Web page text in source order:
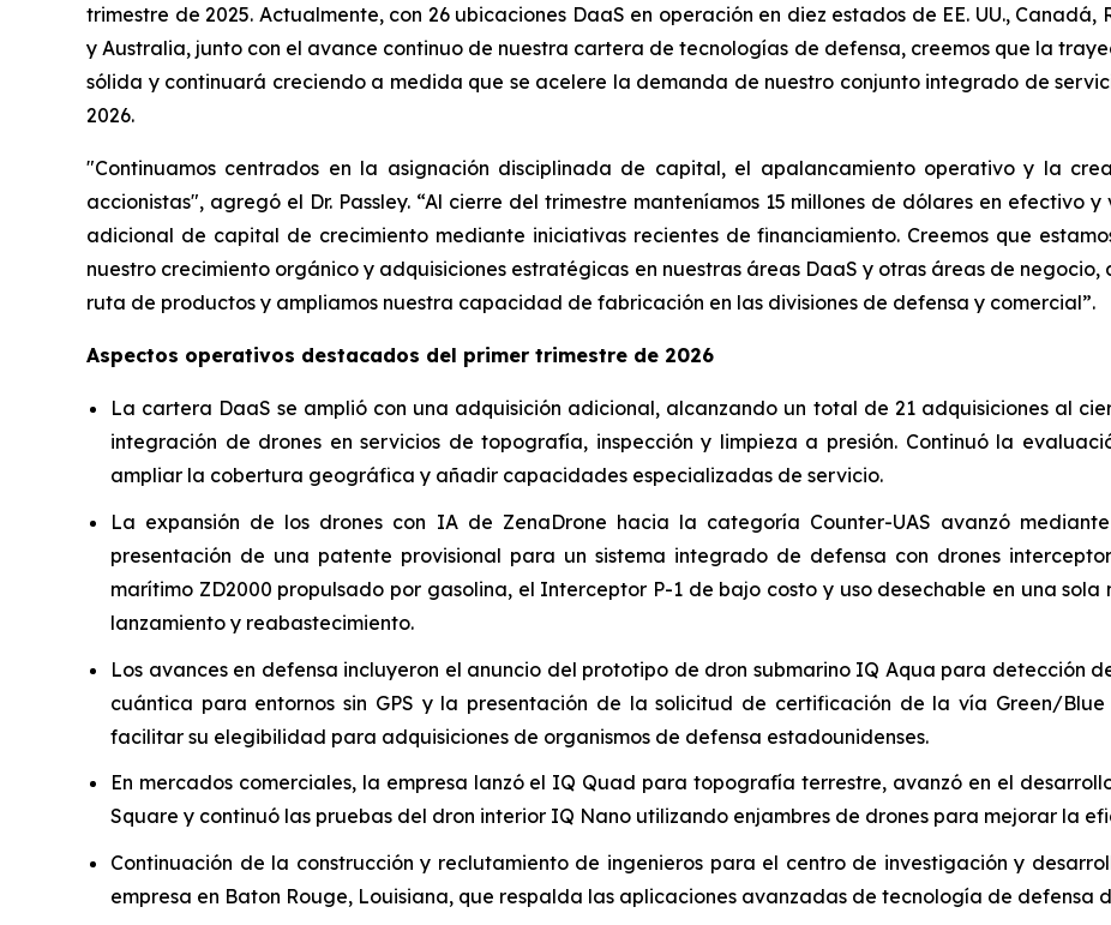
trimestre de 2025. Actualmente, con 26 ubicaciones DaaS en operación en diez estados de EE. UU., Canadá,
y Australia, junto con el avance continuo de nuestra cartera de tecnologías de defensa, creemos que la
sólida y continuará creciendo a medida que se acelere la demanda de nuestro conjunto integrado de
2026.
"Continuamos centrados en la asignación disciplinada de capital, el apalancamiento operativo y la
accionistas", agregó el Dr. Passley. “Al cierre del trimestre manteníamos 15 millones de dólares en efectivo
adicional de capital de crecimiento mediante iniciativas recientes de financiamiento. Creemos que
nuestro crecimiento orgánico y adquisiciones estratégicas en nuestras áreas DaaS y otras áreas de
ruta de productos y ampliamos nuestra capacidad de fabricación en las divisiones de defensa y comercial”.
Aspectos operativos destacados del primer trimestre de 2026
La cartera DaaS se amplió con una adquisición adicional, alcanzando un total de 21 adquisiciones al
integración de drones en servicios de topografía, inspección y limpieza a presión. Continuó la
ampliar la cobertura geográfica y añadir capacidades especializadas de servicio.
La expansión de los drones con IA de ZenaDrone hacia la categoría Counter-UAS avanzó
presentación de una patente provisional para un sistema integrado de defensa con drones
marítimo ZD2000 propulsado por gasolina, el Interceptor P-1 de bajo costo y uso desechable en una
lanzamiento y reabastecimiento.
Los avances en defensa incluyeron el anuncio del prototipo de dron submarino IQ Aqua para detección
cuántica para entornos sin GPS y la presentación de la solicitud de certificación de la vía Green/
facilitar su elegibilidad para adquisiciones de organismos de defensa estadounidenses.
En mercados comerciales, la empresa lanzó el IQ Quad para topografía terrestre, avanzó en el
Square y continuó las pruebas del dron interior IQ Nano utilizando enjambres de drones para mejorar la
Continuación de la construcción y reclutamiento de ingenieros para el centro de investigación y
empresa en Baton Rouge, Louisiana, que respalda las aplicaciones avanzadas de tecnología de defensa